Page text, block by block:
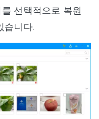
선택적으로 복원
습니다.